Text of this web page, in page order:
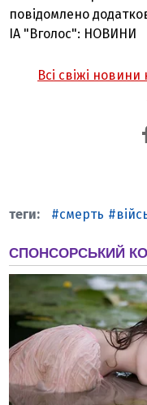
повідомлено
ІА "Вголос": НОВИНИ
Всі свіжі
смерть